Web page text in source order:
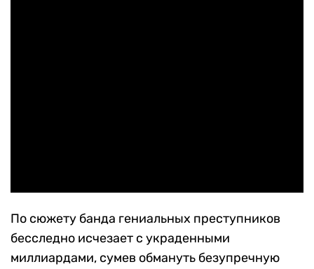
По сюжету банда гениальных преступников
бесследно исчезает с украденными
миллиардами, сумев обмануть безупречную